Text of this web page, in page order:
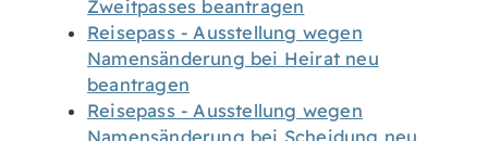
Zweitpasses beantragen
Reisepass - Ausstellung wegen
Namensänderung bei Heirat neu
beantragen
Reisepass - Ausstellung wegen